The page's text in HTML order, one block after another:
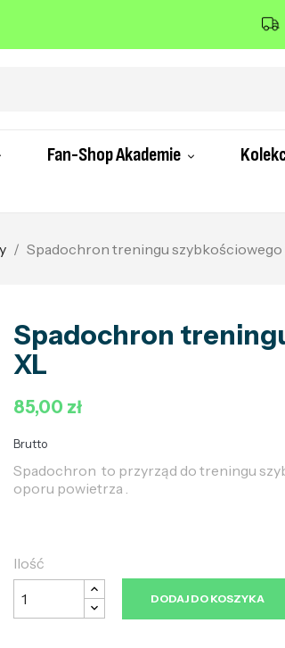
Fan-Shop Akademie
Spadochron treningu szybkościowego
Spadochron
XL
85,00 zł
Brutto
Spadochron to przyrząd do treningu
oporu powietrza .
Ilość
DODAJ DO KOSZYKA